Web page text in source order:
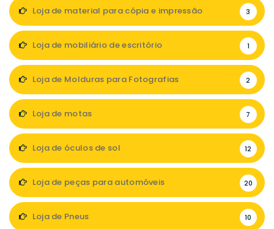
Loja de material para cópia e impressão 3
Loja de mobiliário de escritório 1
Loja de Molduras para Fotografias 2
Loja de motas 7
Loja de óculos de sol 12
Loja de peças para automóveis 20
Loja de Pneus 10